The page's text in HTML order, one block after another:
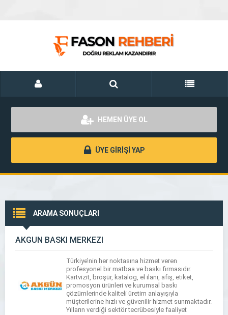
HEMEN ÜYE OL
ÜYE GİRİŞİ YAP
ARAMA SONUÇLARI
AKGÜN BASKI MERKEZİ
Türkiye’nin her noktasına hizmet veren
profesyonel bir matbaa ve baskı firmasıdır.
Kartvizit, broşür, katalog, el ilanı, afiş, etiket,
promosyon ürünleri ve kurumsal baskı
çözümlerinde kaliteli üretim anlayışıyla
müşterilerine hızlı ve güvenilir hizmet sunmaktadır.
Yılların verdiği sektör tecrübesiyle faaliyet